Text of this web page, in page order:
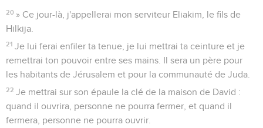
a plus de limitation !
11 L'Eternel a déployé sa puissance contre la mer, il a fait
trembler des royaumes, il a donné l’ordre, à l’intention de
Canaan, de démolir ses places fortes.
12 Il a dit : « Tu ne continueras plus à te livrer à la joie, vierge
violée, fille de Sidon ! Tu auras beau te lever pour traverser
jusqu’à Kittim, même là il n'y aura pas de paix pour toi. »
13 Regarde le pays des Babyloniens, ce peuple qui n’en était